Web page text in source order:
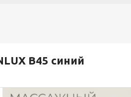
B45 синий